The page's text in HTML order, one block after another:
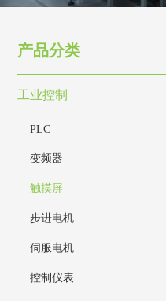
产品分类
工业控制
PLC
变频器
触摸屏
步进电机
伺服电机
控制仪表